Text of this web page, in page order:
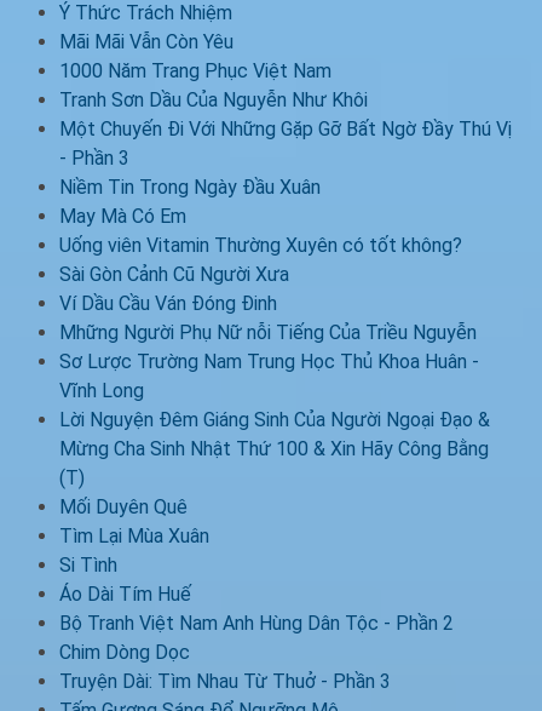
Ý Thức Trách Nhiệm
Mãi Mãi Vẫn Còn Yêu
1000 Năm Trang Phục Việt Nam
Tranh Sơn Dầu Của Nguyễn Như Khôi
Một Chuyến Đi Với Những Gặp Gỡ Bất Ngờ Đầy Thú Vị
- Phần 3
Niềm Tin Trong Ngày Đầu Xuân
May Mà Có Em
Uống viên Vitamin Thường Xuyên có tốt không?
Sài Gòn Cảnh Cũ Người Xưa
Ví Dầu Cầu Ván Đóng Đinh
Mhững Người Phụ Nữ nỗi Tiếng Của Triều Nguyễn
Sơ Lược Trường Nam Trung Học Thủ Khoa Huân -
Vĩnh Long
Lời Nguyện Đêm Giáng Sinh Của Người Ngoại Đạo &
Mừng Cha Sinh Nhật Thứ 100 & Xin Hãy Công Bằng
(T)
Mối Duyên Quê
Tìm Lại Mùa Xuân
Si Tình
Áo Dài Tím Huế
Bộ Tranh Việt Nam Anh Hùng Dân Tộc - Phần 2
Chim Dòng Dọc
Truyện Dài: Tìm Nhau Từ Thuở - Phần 3